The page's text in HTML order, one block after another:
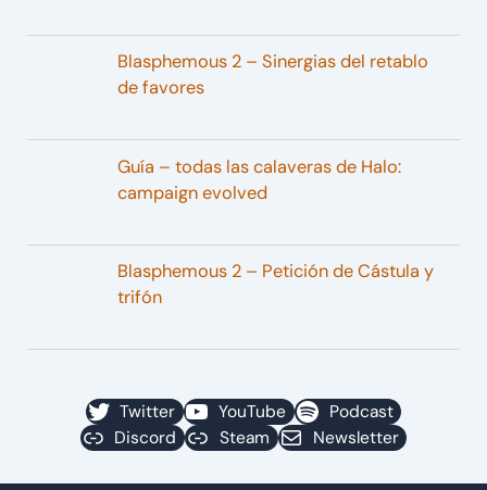
Blasphemous 2 – Sinergias del retablo
de favores
Guía – todas las calaveras de Halo:
campaign evolved
Blasphemous 2 – Petición de Cástula y
trifón
Twitter YouTube
Podcast
Discord
Steam Newsletter